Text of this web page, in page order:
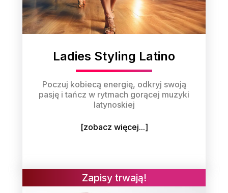
Ladies Styling Latino
Poczuj kobiecą energię, odkryj swoją
pasję i tańcz w rytmach gorącej muzyki
latynoskiej
[zobacz więcej...]
Zapisy trwają!